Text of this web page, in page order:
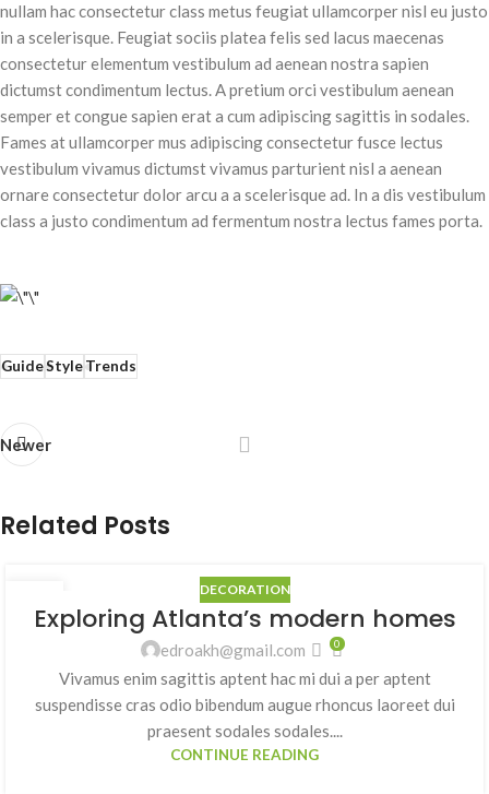
nullam hac consectetur class metus feugiat ullamcorper nisl eu justo
in a scelerisque. Feugiat sociis platea felis sed lacus maecenas
consectetur elementum vestibulum ad aenean nostra sapien
dictumst condimentum lectus. A pretium orci vestibulum aenean
semper et congue sapien erat a cum adipiscing sagittis in sodales.
Fames at ullamcorper mus adipiscing consectetur fusce lectus
vestibulum vivamus dictumst vivamus parturient nisl a aenean
ornare consectetur dolor arcu a a scelerisque ad. In a dis vestibulum
class a justo condimentum ad fermentum nostra lectus fames porta.
GuideStyleTrends
Newer
Related Posts
AGO
DECORATION
Exploring Atlanta’s modern homes
edroakh@gmail.com 0
Vivamus enim sagittis aptent hac mi dui a per aptent
suspendisse cras odio bibendum augue rhoncus laoreet dui
praesent sodales sodales....
CONTINUE READING